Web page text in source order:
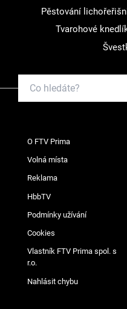
Pěstování
Tvarohové
O FTV Prima
Volná místa
Reklama
HbbTV
Podmínky užívání
Cookies
Vlastník FTV Prima spol. s
r.o.
Nahlásit chybu